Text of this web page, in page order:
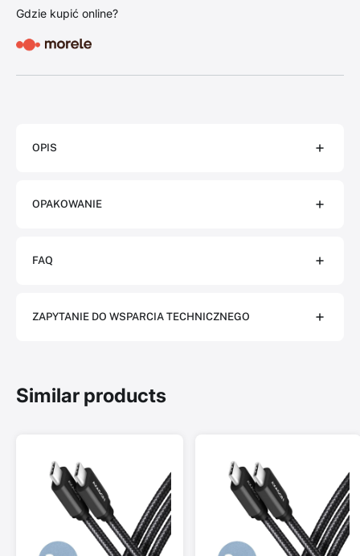
Gdzie kupić online?
OPIS
OPAKOWANIE
FAQ
ZAPYTANIE DO WSPARCIA TECHNICZNEGO
Similar products